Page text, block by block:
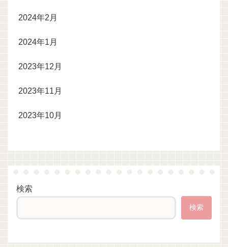
2024年2月
2024年1月
2023年12月
2023年11月
2023年10月
検索
検索